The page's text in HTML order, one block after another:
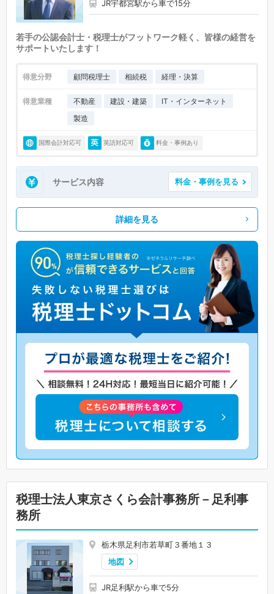
JR宇都宮駅から車で15分
若手の公認会計士・税理士がフットワーク軽く、皆様の経営を
サポートいたします！
得意分野 顧問税理士 相続税 経理・決算
得意業種 不動産 建設・建築
IT・インターネット
製造
国際会計対応可 英語対応可 料金・事例あり
サービス内容 料金・事例を見る
詳細を見る
税理士法人東京さくら会計事務所－足利事
務所
栃木県足利市若草町３番地１３
地図
JR足利駅から車で5分